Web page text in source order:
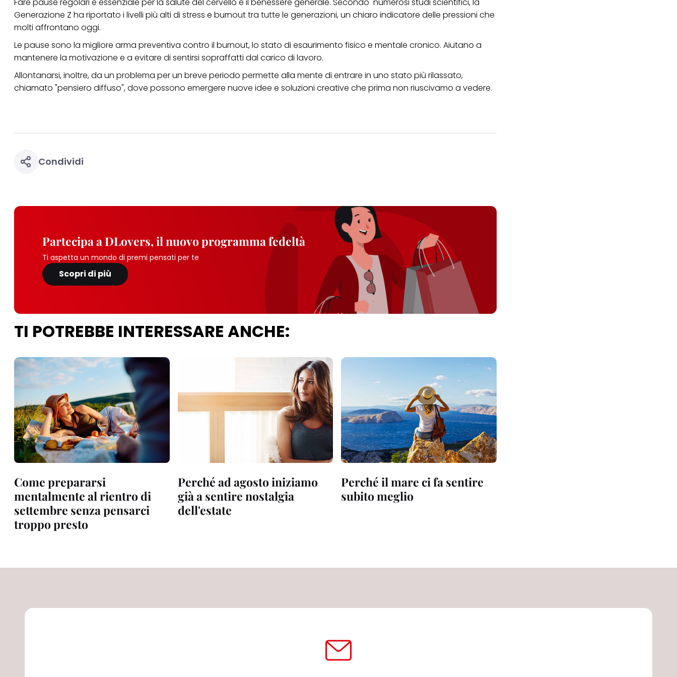
Generazione Z ha riportato i livelli più alti di stress e burnout tra tutte le generazioni, un chiaro indicatore delle pressioni che
molti affrontano oggi.
Le pause sono la migliore arma preventiva contro il burnout, lo stato di esaurimento fisico e mentale cronico. Aiutano a
mantenere la motivazione e a evitare di sentirsi sopraffatti dal carico di lavoro.
Allontanarsi, inoltre, da un problema per un breve periodo permette alla mente di entrare in uno stato più rilassato,
chiamato "pensiero diffuso", dove possono emergere nuove idee e soluzioni creative che prima non riuscivamo a vedere.
Condividi
Partecipa a DLovers, il nuovo programma fedeltà
Ti aspetta un mondo di premi pensati per te
Scopri di più
TI POTREBBE INTERESSARE ANCHE:
Come prepararsi
mentalmente al rientro di
settembre senza pensarci
troppo presto
Perché ad agosto iniziamo
già a sentire nostalgia
dell'estate
Perché il mare ci fa sentire
subito meglio